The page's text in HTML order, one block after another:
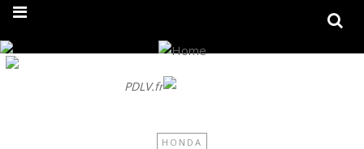
PDLV.fr
HONDA